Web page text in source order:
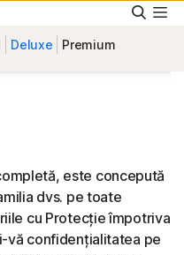
Deluxe Premium
este concepută
dvs. pe toate
cu Protecție împotriva
vă confidențialitatea pe